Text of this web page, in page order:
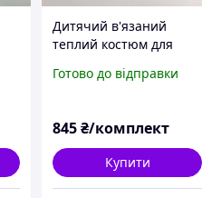
Дитячий в'язаний
теплий костюм для
дівчинки
Готово до відправки
845₴/комплект
Купити